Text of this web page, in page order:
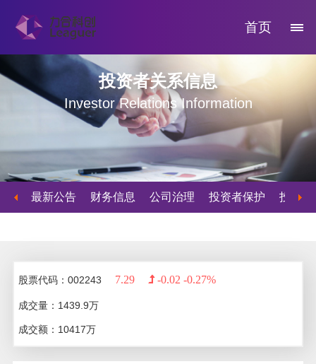
首页
投资者关系信息
Investor Relations Information
最新公告 财务信息 公司治理 投资者保护 投资者
股票代码：002243 7.29 -0.02 -0.27%
成交量： 1439.9万
成交额： 10417万